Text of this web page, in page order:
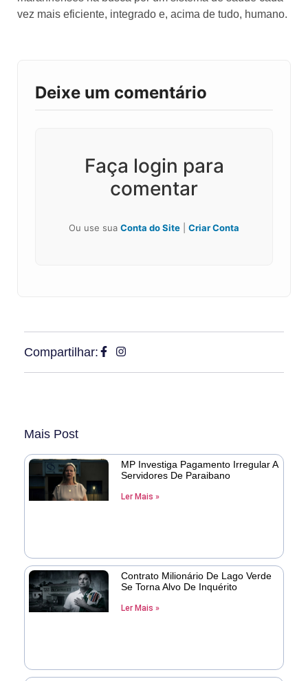
vez mais eficiente, integrado e, acima de tudo, humano.
Deixe um comentário
Faça login para
comentar
Ou use sua Conta do Site Criar Conta
Compartilhar:
Mais Post
MP Investiga Pagamento Irregular A
Servidores De Paraibano
Ler Mais »
Contrato Milionário De Lago Verde
Se Torna Alvo De Inquérito
Ler Mais »